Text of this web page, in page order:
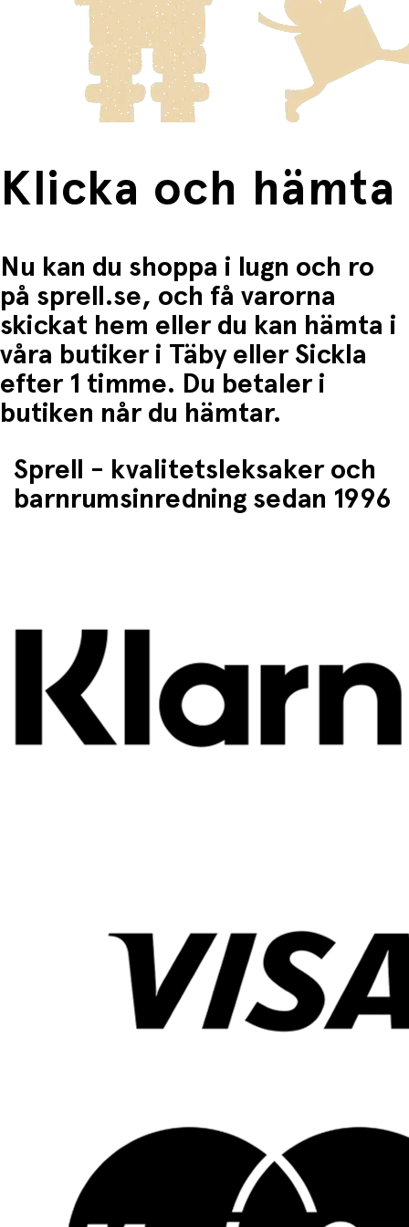
innebär en högre fraktkostnad.
Produkter som omfattas av detta är tydligt märkta, och
frakten för dessa varor visas i kassan.
Fri frakt när du handlar för mer än 1500:-
Klicka och hämta
Nu kan du shoppa i lugn och ro
på sprell.se, och få varorna
skickat hem eller du kan hämta i
våra butiker i Täby eller Sickla
efter 1 timme. Du betaler i
butiken når du hämtar.
Sprell - kvalitetsleksaker och
barnrumsinredning sedan 1996